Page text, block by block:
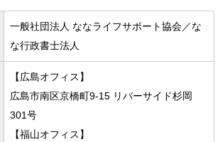
一般社団法人 ななライフサポート協会／な
な行政書士法人
【広島オフィス】
広島市南区京橋町9-15 リバーサイド杉岡
301号
【福山オフィス】